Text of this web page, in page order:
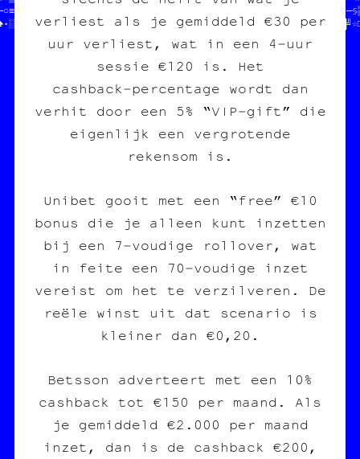
mieux que sur le darkweb  //
//
verliest als je gemiddeld €30 per
uur verliest, wat in een 4‑uur
sessie €120 is. Het
cashback‑percentage wordt dan
verhit door een 5% “VIP‑gift” die
eigenlijk een vergrotende
rekensom is.
Unibet gooit met een “free” €10
bonus die je alleen kunt inzetten
bij een 7‑voudige rollover, wat
in feite een 70‑voudige inzet
vereist om het te verzilveren. De
reële winst uit dat scenario is
kleiner dan €0,20.
Betsson adverteert met een 10%
cashback tot €150 per maand. Als
je gemiddeld €2.000 per maand
inzet, dan is de cashback €200,